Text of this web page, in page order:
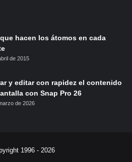
hacen los átomos en cada
de 2015
y editar con rapidez el contenido
con Snap Pro 26
de 2026
1996 - 2026